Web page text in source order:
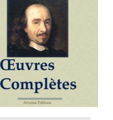
AJOUTER AU PANIER
DÉTAILS